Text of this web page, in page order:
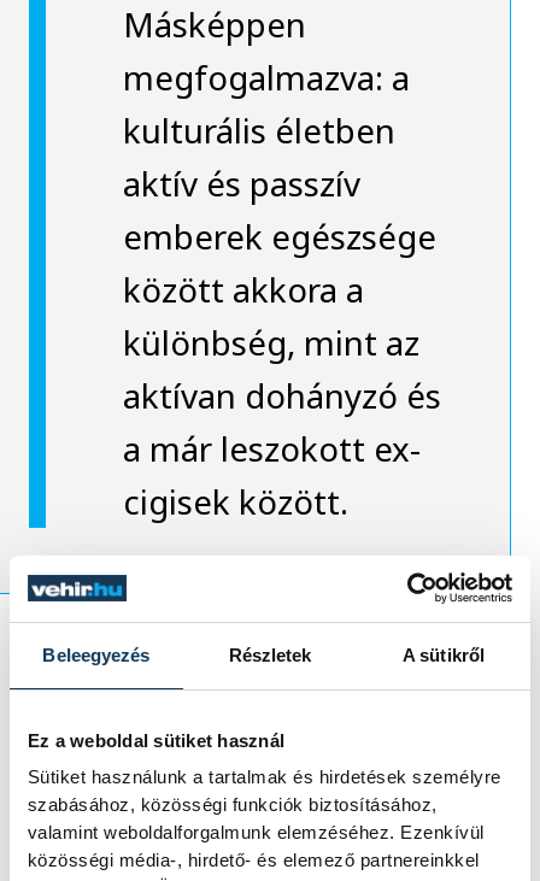
Beleegyezés Részletek A sütikről
Ez a weboldal sütiket használ
Sütiket használunk a tartalmak és hirdetések személyre
szabásához, közösségi funkciók biztosításához,
valamint weboldalforgalmunk elemzéséhez. Ezenkívül
közösségi média-, hirdető- és elemező partnereinkkel
Másképpen
megfogalmazva: a
kulturális életben
aktív és passzív
emberek egészsége
között akkora a
különbség, mint az
aktívan dohányzó és
a már leszokott ex-
cigisek között.
és kérdőíves felméréssel állapították meg
az Egyesült Királyságban.
A cikk azzal a megállapítással zárul, a